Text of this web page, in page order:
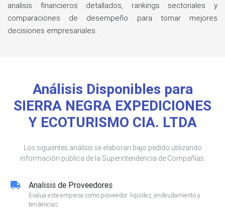
analisis financieros detallados, rankings sectoriales y
comparaciones de desempeño para tomar mejores
decisiones empresariales.
Análisis Disponibles para
SIERRA NEGRA EXPEDICIONES
Y ECOTURISMO CIA. LTDA
Los siguientes análisis se elaboran bajo pedido utilizando
información pública de la Superintendencia de Compañías.
Analisis de Proveedores
Evalua esta empresa como proveedor: liquidez, endeudamiento y
tendencias.